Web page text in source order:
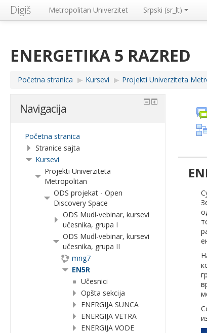
Digiš Metropolitan Univerzitet Srpski ‎(sr_lt)‎
ENERGETIKA 5 RAZRED
Početna stranica ▶︎ Kursevi ▶︎ Projekti Univerziteta
Navigacija
Početna stranica
Stranice sajta
Kursevi
Projekti Univerziteta
Metropolitan
ODS projekat - Open
Discovery Space
ODS Mudl-vebinar, kursevi
učesnika, grupa I
ODS Mudl-vebinar, kursevi
učesnika, grupa II
mng7
EN5R
Učesnici
Opšta sekcija
ENERGIJA SUNCA
ENERGIJA VETRA
ENERGIJA VODE